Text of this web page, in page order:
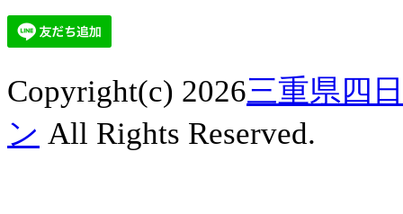
Copyright(c) 2026三重県四
ン All Rights Reserved.